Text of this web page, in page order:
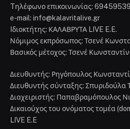
Tηλέφωνο επικοινωνίας:
e-mail: info@kalavritalive.gr
Iδιοκτήτης: ΚΑΛΑΒΡΥΤΑ LIVE E.E.
Νόμιμος εκπρόσωπος: Τσενέ
Βασικός μέτοχος: Τσενέ
Διευθυντής: Ρηγόπουλος
Διευθυντής σύνταξης: Σπυριδούλα
Διαχειριστής: Παπαβραμόπουλος
Δικαιούχος του ονόματος τομέα
LIVE E.E